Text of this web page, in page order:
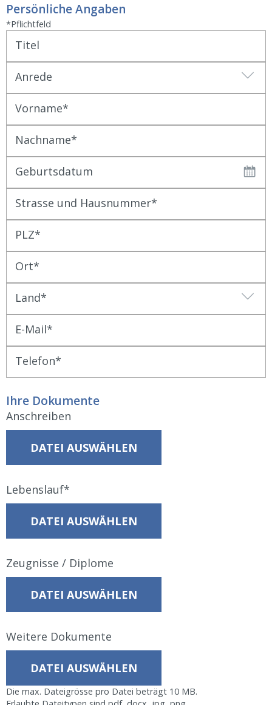
Persönliche Angaben
*Pflichtfeld
Titel
Anrede
Vorname
Nachname
Geburtsdatum
Strasse und Hausnummer
PLZ
Ort
Land
E-Mail
Telefon
Ihre Dokumente
Anschreiben
DATEI AUSWÄHLEN
Lebenslauf
DATEI AUSWÄHLEN
Zeugnisse / Diplome
DATEI AUSWÄHLEN
Weitere Dokumente
DATEI AUSWÄHLEN
Die max. Dateigrösse pro Datei beträgt 10 MB.